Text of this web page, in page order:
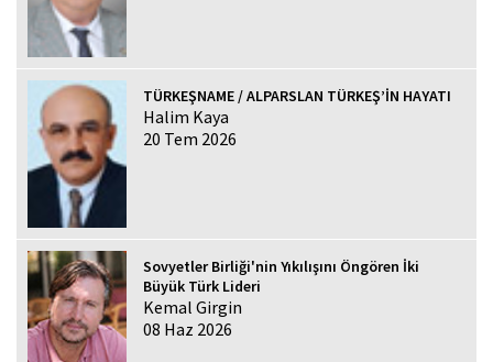
TÜRKEŞNAME / ALPARSLAN TÜRKEŞ’İN HAYATI
Halim Kaya
20 Tem 2026
Sovyetler Birliği'nin Yıkılışını Öngören İki
Büyük Türk Lideri
Kemal Girgin
08 Haz 2026